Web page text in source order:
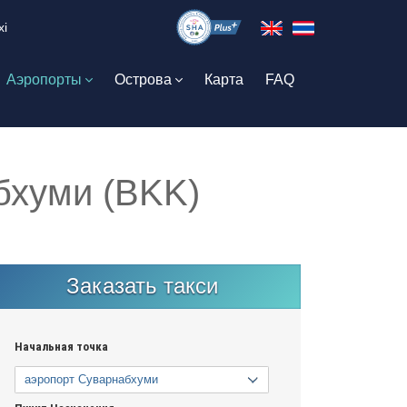
Аэропорты Острова Карта FAQ
(BKK)
Заказать такси
Начальная точка